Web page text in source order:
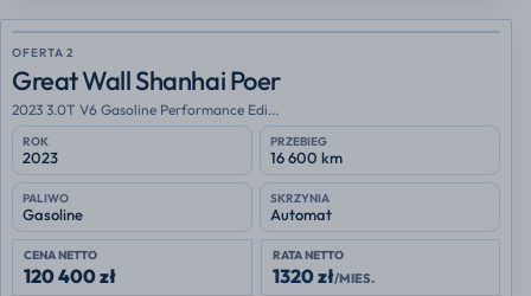
OFERTA 2
Great Wall Shanhai Poer
2023 3.0T V6 Gasoline Performance Edi...
ROK
2023
PRZEBIEG
16 600 km
PALIWO
Gasoline
SKRZYNIA
Automat
CENA NETTO
120 400 zł
RATA NETTO
1320 zł/MIES.